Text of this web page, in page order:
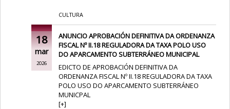
CULTURA
18
mar
2026
ANUNCIO APROBACIÓN DEFINITIVA DA ORDENANZA
FISCAL Nº II.18 REGULADORA DA TAXA POLO USO
DO APARCAMENTO SUBTERRÁNEO MUNICIPAL
EDICTO DE APROBACIÓN DEFINITIVA DA
ORDENANZA FISCAL Nº II.18 REGULADORA DA TAXA
POLO USO DO APARCAMENTO SUBTERRÁNEO
MUNICPAL
[+]